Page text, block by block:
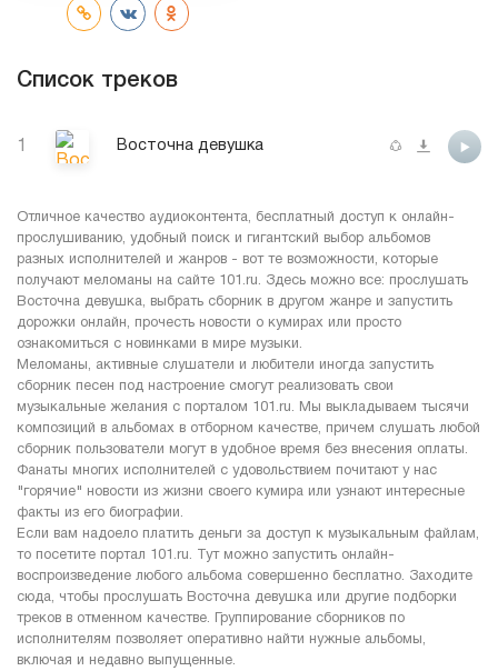
Список треков
1 Восточна девушка
Отличное качество аудиоконтента, бесплатный доступ к онлайн-
прослушиванию, удобный поиск и гигантский выбор альбомов
разных исполнителей и жанров - вот те возможности, которые
получают меломаны на сайте 101.ru. Здесь можно все: прослушать
Восточна девушка, выбрать сборник в другом жанре и запустить
дорожки онлайн, прочесть новости о кумирах или просто
ознакомиться с новинками в мире музыки.
Меломаны, активные слушатели и любители иногда запустить
сборник песен под настроение смогут реализовать свои
музыкальные желания с порталом 101.ru. Мы выкладываем тысячи
композиций в альбомах в отборном качестве, причем слушать любой
сборник пользователи могут в удобное время без внесения оплаты.
Фанаты многих исполнителей с удовольствием почитают у нас
"горячие" новости из жизни своего кумира или узнают интересные
факты из его биографии.
Если вам надоело платить деньги за доступ к музыкальным файлам,
то посетите портал 101.ru. Тут можно запустить онлайн-
воспроизведение любого альбома совершенно бесплатно. Заходите
сюда, чтобы прослушать Восточна девушка или другие подборки
треков в отменном качестве. Группирование сборников по
исполнителям позволяет оперативно найти нужные альбомы,
включая и недавно выпущенные.